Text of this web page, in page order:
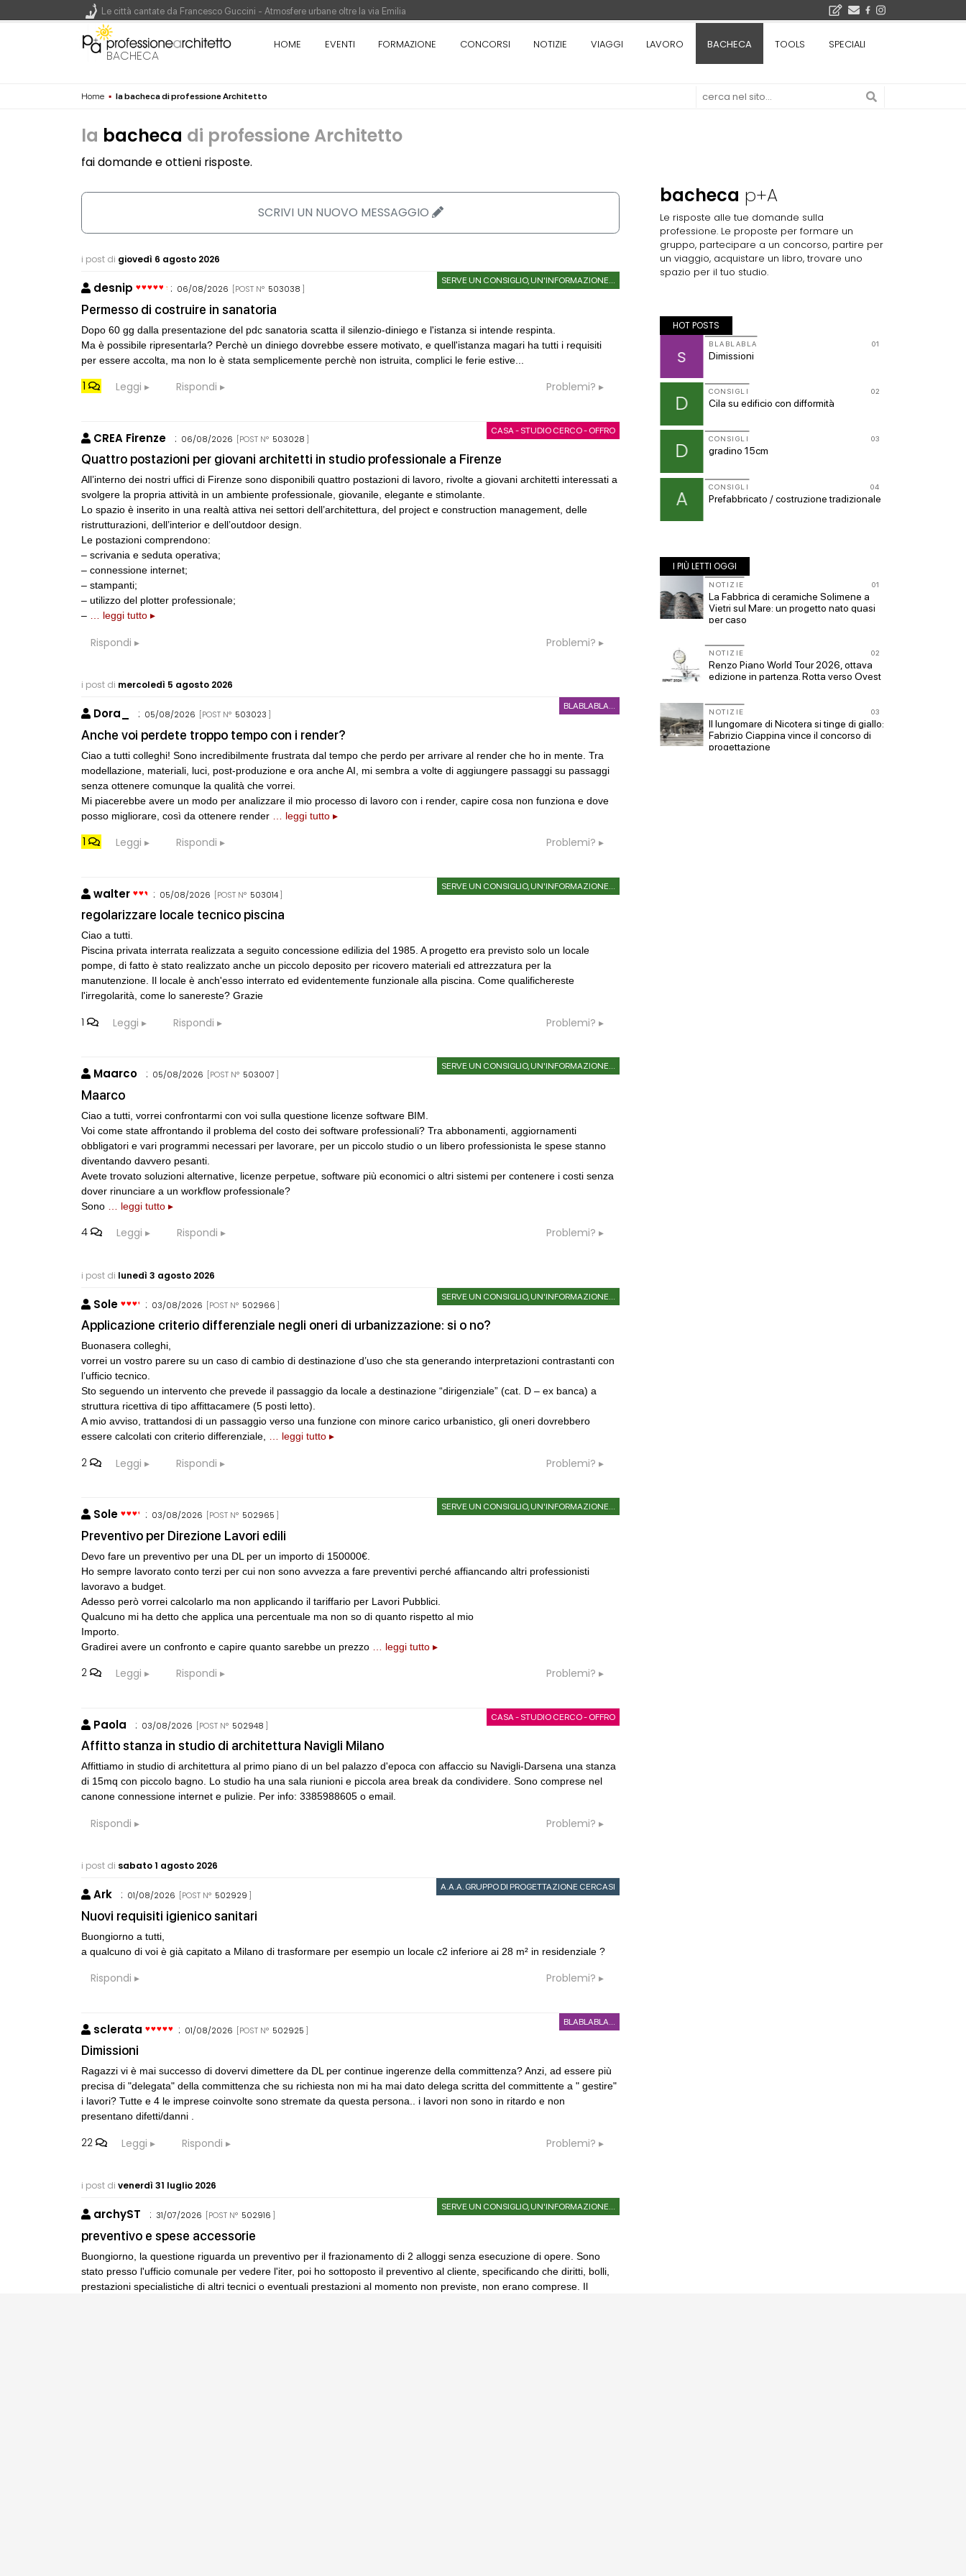
BACHECA
HOME EVENTI FORMAZIONE CONCORSI NOTIZIE VIAGGI LAVORO BACHECA TOOLS SPECIALI
Home ▪ la bacheca di professione Architetto
la bacheca di professione Architetto
fai domande e ottieni risposte.
SCRIVI UN NUOVO MESSAGGIO
i post di giovedì 6 agosto 2026
SERVE UN CONSIGLIO, UN'INFORMAZIONE...
desnip : 06/08/2026 [POST N° 503038 ]
Permesso di costruire in sanatoria
Dopo 60 gg dalla presentazione del pdc sanatoria scatta il silenzio-diniego e l'istanza si intende respinta.
Ma è possibile ripresentarla? Perchè un diniego dovrebbe essere motivato, e quell'istanza magari ha tutti i requisiti
per essere accolta, ma non lo è stata semplicemente perchè non istruita, complici le ferie estive...
1 Leggi Rispondi Problemi?
CASA - STUDIO CERCO - OFFRO
CREA Firenze : 06/08/2026 [POST N° 503028 ]
Quattro postazioni per giovani architetti in studio professionale a Firenze
All’interno dei nostri uffici di Firenze sono disponibili quattro postazioni di lavoro, rivolte a giovani architetti interessati a
svolgere la propria attività in un ambiente professionale, giovanile, elegante e stimolante.
Lo spazio è inserito in una realtà attiva nei settori dell’architettura, del project e construction management, delle
ristrutturazioni, dell’interior e dell’outdoor design.
Le postazioni comprendono:
– scrivania e seduta operativa;
– connessione internet;
– stampanti;
– utilizzo del plotter professionale;
–
… leggi tutto ▸
Rispondi Problemi?
i post di mercoledì 5 agosto 2026
BLABLABLA...
Dora_ : 05/08/2026 [POST N° 503023 ]
Anche voi perdete troppo tempo con i render?
Ciao a tutti colleghi! Sono incredibilmente frustrata dal tempo che perdo per arrivare al render che ho in mente. Tra
modellazione, materiali, luci, post-produzione e ora anche AI, mi sembra a volte di aggiungere passaggi su passaggi
senza ottenere comunque la qualità che vorrei.
Mi piacerebbe avere un modo per analizzare il mio processo di lavoro con i render, capire cosa non funziona e dove
posso migliorare, così da ottenere render
… leggi tutto ▸
1 Leggi Rispondi Problemi?
SERVE UN CONSIGLIO, UN'INFORMAZIONE...
walter : 05/08/2026 [POST N° 503014]
regolarizzare locale tecnico piscina
Ciao a tutti.
Piscina privata interrata realizzata a seguito concessione edilizia del 1985. A progetto era previsto solo un locale
pompe, di fatto è stato realizzato anche un piccolo deposito per ricovero materiali ed attrezzatura per la
manutenzione. Il locale è anch'esso interrato ed evidentemente funzionale alla piscina. Come qualifichereste
l'irregolarità, come lo sanereste? Grazie
1 Leggi Rispondi Problemi?
SERVE UN CONSIGLIO, UN'INFORMAZIONE...
Maarco : 05/08/2026 [POST N° 503007 ]
Maarco
Ciao a tutti, vorrei confrontarmi con voi sulla questione licenze software BIM.
Voi come state affrontando il problema del costo dei software professionali? Tra abbonamenti, aggiornamenti
obbligatori e vari programmi necessari per lavorare, per un piccolo studio o un libero professionista le spese stanno
diventando davvero pesanti.
Avete trovato soluzioni alternative, licenze perpetue, software più economici o altri sistemi per contenere i costi senza
dover rinunciare a un workflow professionale?
Sono
… leggi tutto ▸
4 Leggi Rispondi Problemi?
i post di lunedì 3 agosto 2026
SERVE UN CONSIGLIO, UN'INFORMAZIONE...
Sole : 03/08/2026 [POST N° 502966 ]
Applicazione criterio differenziale negli oneri di urbanizzazione: si o no?
Buonasera colleghi,
vorrei un vostro parere su un caso di cambio di destinazione d’uso che sta generando interpretazioni contrastanti con
l’ufficio tecnico.
Sto seguendo un intervento che prevede il passaggio da locale a destinazione “dirigenziale” (cat. D – ex banca) a
struttura ricettiva di tipo affittacamere (5 posti letto).
A mio avviso, trattandosi di un passaggio verso una funzione con minore carico urbanistico, gli oneri dovrebbero
essere calcolati con criterio differenziale,
… leggi tutto ▸
2 Leggi Rispondi Problemi?
SERVE UN CONSIGLIO, UN'INFORMAZIONE...
Sole : 03/08/2026 [POST N° 502965 ]
Preventivo per Direzione Lavori edili
Devo fare un preventivo per una DL per un importo di 150000€.
Ho sempre lavorato conto terzi per cui non sono avvezza a fare preventivi perché affiancando altri professionisti
lavoravo a budget.
Adesso però vorrei calcolarlo ma non applicando il tariffario per Lavori Pubblici.
Qualcuno mi ha detto che applica una percentuale ma non so di quanto rispetto al mio
Importo.
Gradirei avere un confronto e capire quanto sarebbe un prezzo
… leggi tutto ▸
2 Leggi Rispondi Problemi?
CASA - STUDIO CERCO - OFFRO
Paola : 03/08/2026 [POST N° 502948 ]
Affitto stanza in studio di architettura Navigli Milano
Affittiamo in studio di architettura al primo piano di un bel palazzo d'epoca con affaccio su Navigli-Darsena una stanza
di 15mq con piccolo bagno. Lo studio ha una sala riunioni e piccola area break da condividere. Sono comprese nel
canone connessione internet e pulizie. Per info: 3385988605 o email.
Rispondi Problemi?
i post di sabato 1 agosto 2026
A.A.A. GRUPPO DI PROGETTAZIONE CERCASI
Ark : 01/08/2026 [POST N° 502929 ]
Nuovi requisiti igienico sanitari
Buongiorno a tutti,
a qualcuno di voi è già capitato a Milano di trasformare per esempio un locale c2 inferiore ai 28 m² in residenziale ?
Rispondi Problemi?
BLABLABLA...
sclerata : 01/08/2026 [POST N° 502925 ]
Dimissioni
Ragazzi vi è mai successo di dovervi dimettere da DL per continue ingerenze della committenza? Anzi, ad essere più
precisa di "delegata" della committenza che su richiesta non mi ha mai dato delega scritta del committente a " gestire"
i lavori? Tutte e 4 le imprese coinvolte sono stremate da questa persona.. i lavori non sono in ritardo e non
presentano difetti/danni .
22 Leggi Rispondi Problemi?
i post divenerdì 31 luglio 2026
SERVE UN CONSIGLIO, UN'INFORMAZIONE...
archyST : 31/07/2026 [POST N° 502916 ]
preventivo e spese accessorie
Buongiorno, la questione riguarda un preventivo per il frazionamento di 2 alloggi senza esecuzione di opere. Sono
stato presso l'ufficio comunale per vedere l'iter, poi ho sottoposto il preventivo al cliente, specificando che diritti, bolli,
prestazioni specialistiche di altri tecnici o eventuali prestazioni al momento non previste, non erano comprese. Il
bacheca p+A
Le risposte alle tue domande sulla
professione. Le proposte per formare un
gruppo, partecipare a un concorso, partire per
un viaggio, acquistare un libro, trovare uno
spazio per il tuo studio.
HOT POSTS
M 05
CONSIGLI
Maarco
p CONSIGLI
p CONSIGLI
Superficie Lorda immutata ma aumento
s.u per diverso spessore muri e ...
S CONSIGLI
Preventivo per Direzione Lavori edili
G GRUPPI
consorso di progettazione in Spagna
c CONSIGLI
Parcheggi pertinenziali
s 01
BLABLABLA
Dimissioni
D 02
CONSIGLI
Cila su edificio con difformità
D 03
CONSIGLI
gradino 15cm
A 04
CONSIGLI
Prefabbricato / costruzione tradizionale
I PIÙ LETTI OGGI
CONCORSI
Un nuovo volto per il lungomare di
tirocini ed equo compenso
01
NOTIZIE
La Fabbrica di ceramiche Solimene a
Vietri sul Mare: un progetto nato quasi
per caso
02
NOTIZIE
Renzo Piano World Tour 2026, ottava
edizione in partenza. Rotta verso Ovest
03
NOTIZIE
Il lungomare di Nicotera si tinge di giallo:
Fabrizio Ciappina vince il concorso di
progettazione
Le città cantate da Francesco Guccini - Atmosfere urbane oltre la via Emilia
Renzo Piano World Tour 2026, ottava edizione in partenza. Rotta verso Ovest - Europa, Stati Uniti e Canada | 22 agosto > 30 settembre 2026
Osteria dell'Architetto a Marmomac con i fondatori di EMBT, Park, CZA e ELASTICOFarm - Veronafiere, dal 22 al 25 settembre 2026 · 2x4 Cfp · Ingresso gratuito · Iscrizioni aperte!